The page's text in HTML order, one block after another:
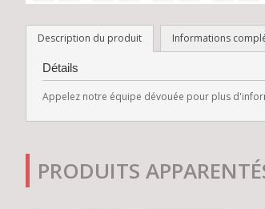
Description du produit Informations
Détails
Appelez notre équipe dévouée pour plus
PRODUITS